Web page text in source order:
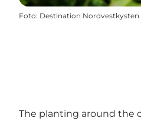
Foto: Destination Nordvestkysten
The planting around the